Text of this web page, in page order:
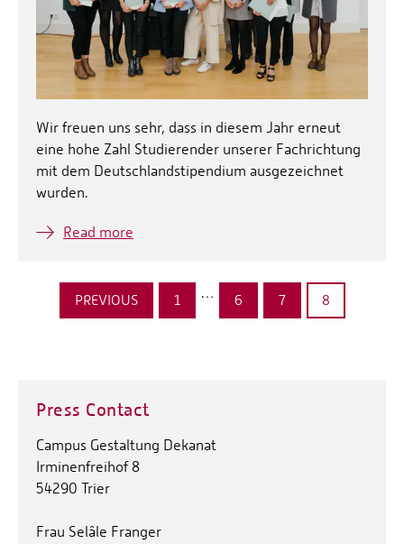
Wir freuen uns sehr, dass in diesem Jahr erneut
eine hohe Zahl Studierender unserer Fachrichtung
mit dem Deutschlandstipendium ausgezeichnet
wurden.
Read more
PREVIOUS 1 … 6 7 8
Press Contact
Campus Gestaltung Dekanat
Irminenfreihof 8
54290 Trier
Frau Selâle Franger